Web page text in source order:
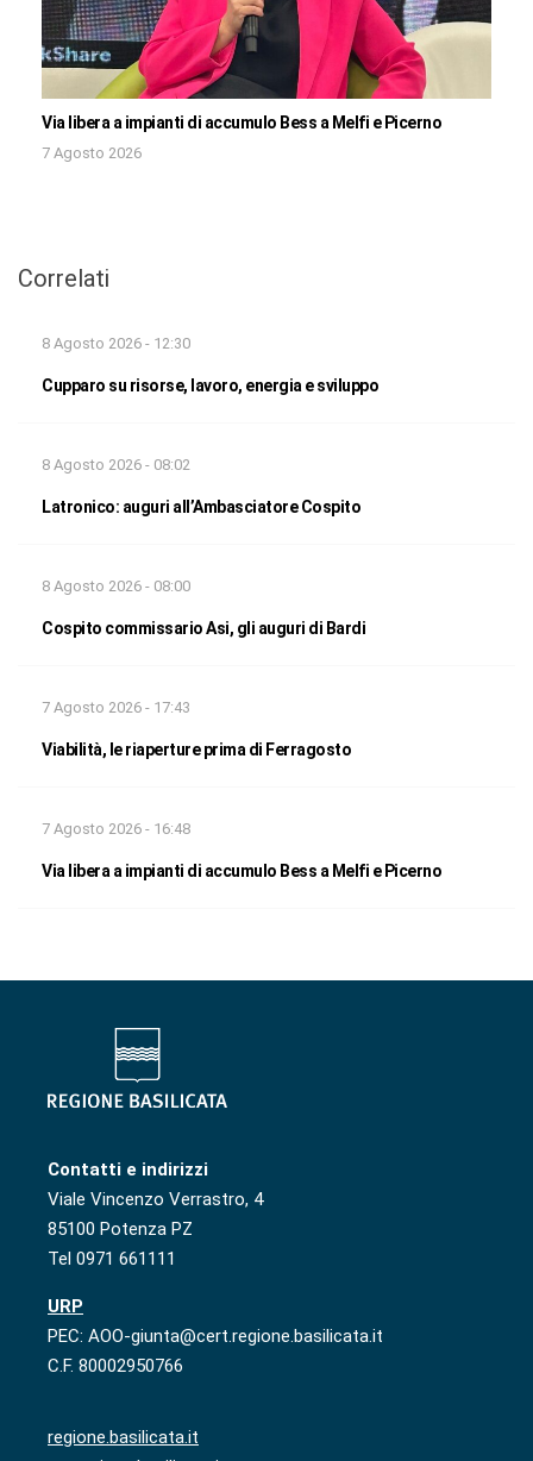
Via libera a impianti di accumulo Bess a Melfi e Picerno
7 Agosto 2026
Correlati
8 Agosto 2026 - 12:30
Cupparo su risorse, lavoro, energia e sviluppo
8 Agosto 2026 - 08:02
Latronico: auguri all’Ambasciatore Cospito
8 Agosto 2026 - 08:00
Cospito commissario Asi, gli auguri di Bardi
7 Agosto 2026 - 17:43
Viabilità, le riaperture prima di Ferragosto
7 Agosto 2026 - 16:48
Via libera a impianti di accumulo Bess a Melfi e Picerno
Contatti e indirizzi
Viale Vincenzo Verrastro, 4
85100 Potenza PZ
Tel 0971 661111
URP
PEC: AOO-giunta@cert.regione.basilicata.it
C.F. 80002950766
regione.basilicata.it